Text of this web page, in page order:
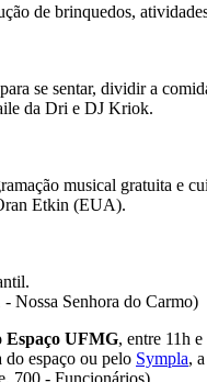
de brinquedos,
se sentar, dividir a
da Dri e DJ Kriok.
musical gratuita e
Etkin (EUA).
Nossa Senhora do Carmo)
Espaço UFMG, entre 11h
do espaço ou pelo Sympla,
700 - Funcionários)